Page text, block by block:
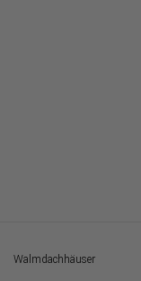
Walmdachhäuser